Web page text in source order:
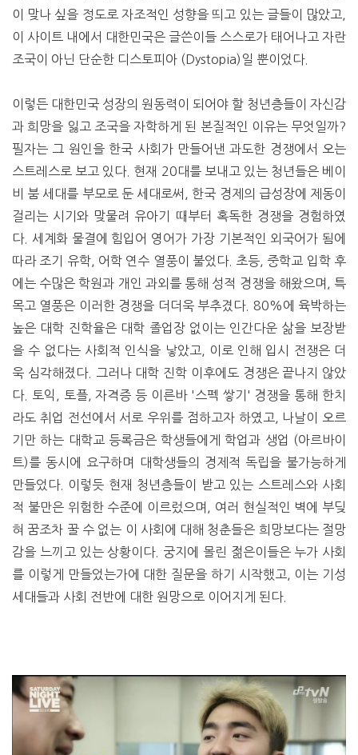
이 맞나 싶을 정도로 자조적인 성향을 띄고 있는 글들이 많았고,
이 사이트 내에서 대한민국은 글쓴이들 스스로가 태어나고 자란
조국이 아닌 단순한 디스토피아 (Dystopia)일 뿐이었다.
이렇든 대한민국 성장의 원동력이 되어야 할 청년층들이 자신감
과 희망을 잃고 조국을 자학하게 된 본질적인 이유는 무엇일까?
필자는 그 원인을 한국 사회가 만들어낸 과도한 경쟁에서 오는
스트레스로 보고 있다. 현재 20대를 보내고 있는 청년들은 베이
비 붐 세대를 부모로 둔 세대로써, 한국 경제의 급성장에 제동이
걸리는 시기와 맞물려 유아기 때부터 혹독한 경쟁을 경험하였
다. 세계화 물결에 힘입어 영어가 가장 기본적인 외국어가 됨에
따라 조기 유학, 어학 연수 열풍이 불었다. 초등, 중학교 입학 후
에는 수많은 학원과 개인 과외를 통해 성적 경쟁을 해왔으며, 특
목고 열풍은 이러한 경쟁을 더더욱 부추겼다. 80%에 육박하는
높은 대학 진학율은 대학 졸업장 없이는 인간다운 삶을 보장받
을 수 없다는 사회적 인식을 낳았고, 이로 인해 입시 전쟁은 더
욱 심각해졌다. 그러나 대학 진학 이후에도 경쟁은 끝나지 않았
다. 토익, 토플, 자격증 등 이른바 '스펙 쌓기' 경쟁을 통해 한치
라도 취업 전선에서 서로 우위를 점하고자 하였고, 나날이 오르
기만 하는 대학교 등록금은 학생들에게 학업과 생업 (아르바이
트)를 동시에 요구하며 대학생들의 경제적 독립을 불가능하게
만들었다. 이렇듯 현재 청년층들이 받고 있는 스트레스와 사회
적 불만은 위험한 수준에 이르렀으며, 여러 현실적인 벽에 부딪
혀 꿈조차 꿀 수 없는 이 사회에 대해 청춘들은 희망보다는 절망
감을 느끼고 있는 상황이다. 궁지에 몰린 젊은이들은 누가 사회
를 이렇게 만들었는가에 대한 질문을 하기 시작했고, 이는 기성
세대들과 사회 전반에 대한 원망으로 이어지게 된다.